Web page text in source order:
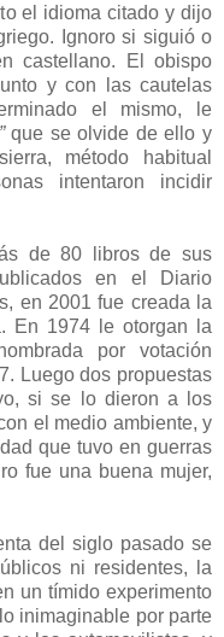
el idioma citado y dijo
Ignoro si siguió o
castellano. El obispo
y con las cautelas
el mismo, le
que se olvide de ello y
método habitual
intentaron incidir
de 80 libros de sus
en el Diario
en 2001 fue creada la
En 1974 le otorgan la
por votación
Luego dos propuestas
si se lo dieron a los
el medio ambiente, y
que tuvo en guerras
fue una buena mujer,
del siglo pasado se
ni residentes, la
un tímido experimento
inimaginable por parte